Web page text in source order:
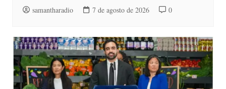
samantharadio 7 de agosto de 2026 0